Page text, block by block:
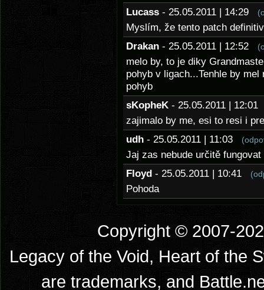
Lucass - 25.05.2011 | 14:29
Myslím, že tento patch
Drakan - 25.05.2011 | 12:52
melo by, to je diky
pohyb v ligach...Tenhle by
pohyb
sKopheK - 25.05.2011 |
zajimalo by me, esi to resi i
udh - 25.05.2011 | 11:03
Jaj zas nebude určitě
Floyd - 25.05.2011 | 10:41
Pohoda
Copyright © 2007-
Legacy of the Void, Heart of the
are trademarks, and